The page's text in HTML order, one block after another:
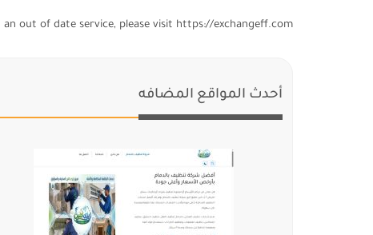
an out of date service, please visit https://exchangeff.com/
أحدث المواقع المضافه